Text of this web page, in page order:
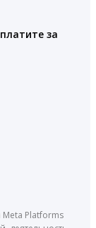
за
Platforms